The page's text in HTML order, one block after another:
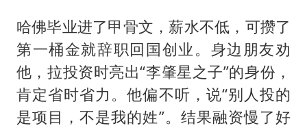
哈佛毕业进了甲骨文，薪水不低，可攒了
第一桶金就辞职回国创业。身边朋友劝
他，拉投资时亮出“李肇星之子”的身份，
肯定省时省力。他偏不听，说“别人投的
是项目，不是我的姓”。结果融资慢了好